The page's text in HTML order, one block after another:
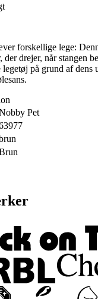
forskellige lege:
der drejer, når stangen
på grund af dens
Pet